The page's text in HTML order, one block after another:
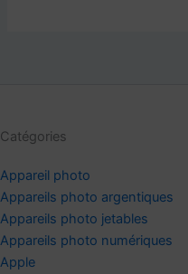
Catégories
Appareil photo
Appareils photo argentiques
Appareils photo jetables
Appareils photo numériques
Apple